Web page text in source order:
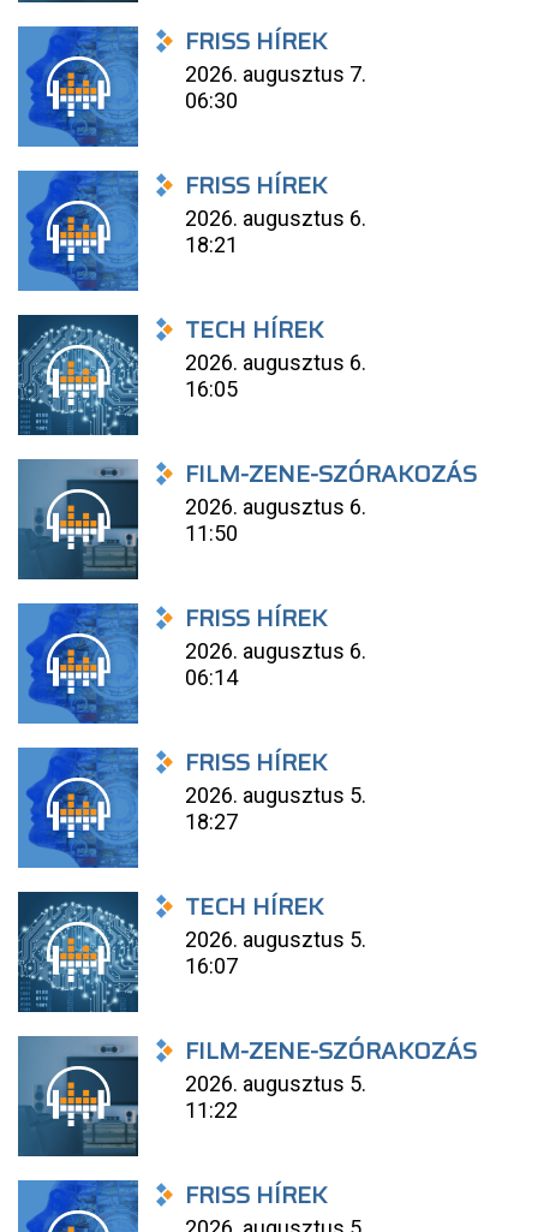
FRISS HÍREK
2026. augusztus 7.
06:30
FRISS HÍREK
2026. augusztus 6.
18:21
TECH HÍREK
2026. augusztus 6.
16:05
FILM-ZENE-SZÓRAKOZÁS
2026. augusztus 6.
11:50
FRISS HÍREK
2026. augusztus 6.
06:14
FRISS HÍREK
2026. augusztus 5.
18:27
TECH HÍREK
2026. augusztus 5.
16:07
FILM-ZENE-SZÓRAKOZÁS
2026. augusztus 5.
11:22
FRISS HÍREK